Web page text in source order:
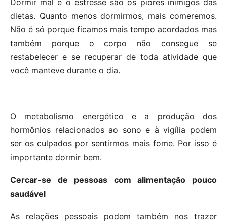
dietas. Quanto menos dormirmos, mais comeremos.
Não é só porque ficamos mais tempo acordados mas
também porque o corpo não consegue se
restabelecer e se recuperar de toda atividade que
você manteve durante o dia.
O metabolismo energético e a produção dos
hormônios relacionados ao sono e à vigília podem
ser os culpados por sentirmos mais fome. Por isso é
importante dormir bem.
Cercar-se de pessoas com alimentação pouco
saudável
As relações pessoais podem também nos trazer